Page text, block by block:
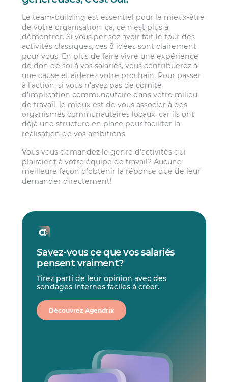
Le team-building est essentiel pour le mieux-être
de votre organisation, ça, ce n’est plus à
démontrer. Si vous pensez avoir fait le tour des
activités classiques, ces 8 idées sont clairement
pour vous. En plus de faire vivre une expérience
de don de soi à vos salariés, vous contribuerez à
une cause et aiderez votre prochain. Pour passer
à l’action, si vous n’avez pas de comité
d’implication communautaire dans votre milieu
de travail, le mieux est de vous associer à des
organismes communautaires locaux, car ils ont
déjà une structure en place pour faciliter la
réalisation de vos ambitions.
Vous vous demandez le genre d’activités qui
plairaient à votre équipe de travail? Aucune
meilleure façon d’obtenir la réponse que de leur
demander directement!
Savez-vous ce que vos salariés
pensent vraiment?
Tirez parti de leur opinion avec des
sondages internes faciles à créer.
Découvrez Agendrix